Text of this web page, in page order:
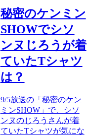
秘密のケンミン
SHOWでシソ
ンヌじろうが着
ていたTシャツ
は？
9/5放送の「秘密のケン
ミンSHOW」で、シソ
ンヌのじろうさんが着
ていたTシャツが気にな